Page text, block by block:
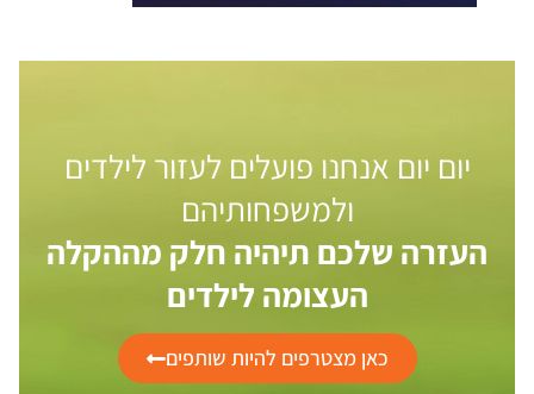
יום יום אנחנו פועלים לעזור לילדים
ולמשפחותיהם
העזרה שלכם תיהיה חלק מההקלה
העצומה לילדים
כאן מצטרפים להיות שותפים